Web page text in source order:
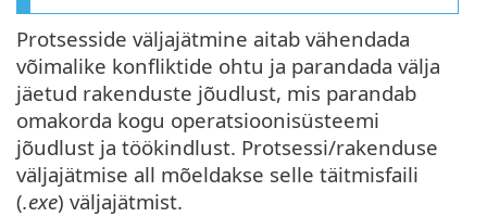
Protsesside väljajätmine aitab vähendada
võimalike konfliktide ohtu ja parandada välja
jäetud rakenduste jõudlust, mis parandab
omakorda kogu operatsioonisüsteemi
jõudlust ja töökindlust. Protsessi/rakenduse
väljajätmise all mõeldakse selle täitmisfaili
(.exe) väljajätmist.